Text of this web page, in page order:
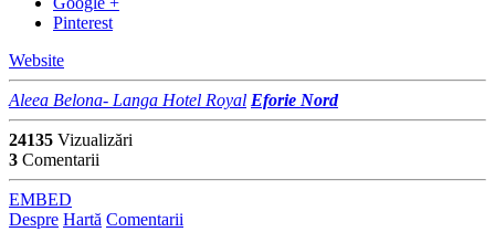
Pinterest
Website
Aleea Belona- Langa Hotel Royal Eforie Nord
24135 Vizualizări
3 Comentarii
EMBED
Despre Hartă Comentarii